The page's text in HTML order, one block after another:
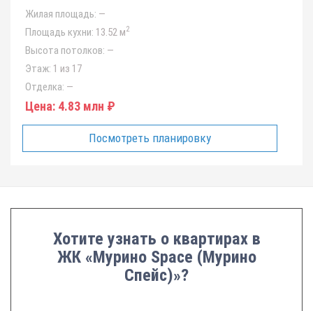
Жилая площадь: —
Площадь кухни: 13.52 м2
Высота потолков: —
Этаж: 1 из 17
Отделка: —
Цена: 4.83 млн ₽
Посмотреть планировку
Хотите узнать о квартирах в
ЖК «Мурино Space (Мурино
Спейс)»?